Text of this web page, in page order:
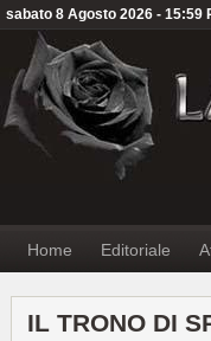
sabato 8 Agosto 2026 - 15:59
Home Editoriale
IL TRONO DI